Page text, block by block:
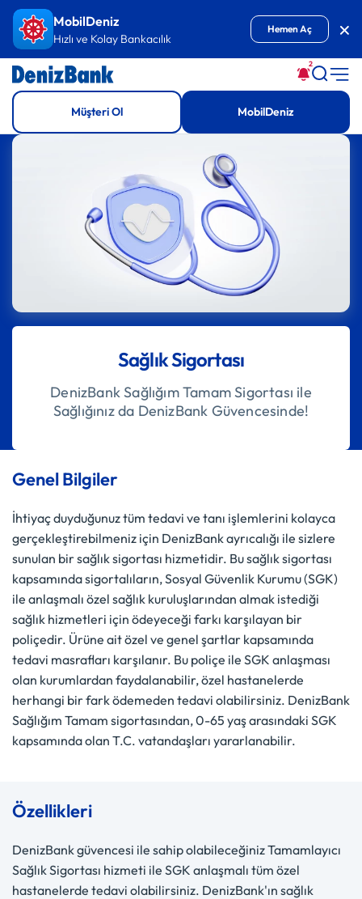
İçeriğe GitMobilDeniz
Hızlı ve Kolay Bankacılık
Hemen Aç
2
Müşteri Ol MobilDeniz
Sağlık Sigortası
DenizBank Sağlığım Tamam Sigortası ile
Sağlığınız da DenizBank Güvencesinde!
Genel Bilgiler
İhtiyaç duyduğunuz tüm tedavi ve tanı işlemlerini kolayca
gerçekleştirebilmeniz için DenizBank ayrıcalığı ile sizlere
sunulan bir sağlık sigortası hizmetidir. Bu sağlık sigortası
kapsamında sigortalıların, Sosyal Güvenlik Kurumu (SGK)
ile anlaşmalı özel sağlık kuruluşlarından almak istediği
sağlık hizmetleri için ödeyeceği farkı karşılayan bir
poliçedir. Ürüne ait özel ve genel şartlar kapsamında
tedavi masrafları karşılanır. Bu poliçe ile SGK anlaşması
olan kurumlardan faydalanabilir, özel hastanelerde
herhangi bir fark ödemeden tedavi olabilirsiniz. DenizBank
Sağlığım Tamam sigortasından, 0-65 yaş arasındaki SGK
kapsamında olan T.C. vatandaşları yararlanabilir.
Özellikleri
DenizBank güvencesi ile sahip olabileceğiniz Tamamlayıcı
Sağlık Sigortası hizmeti ile SGK anlaşmalı tüm özel
hastanelerde tedavi olabilirsiniz. DenizBank'ın sağlık